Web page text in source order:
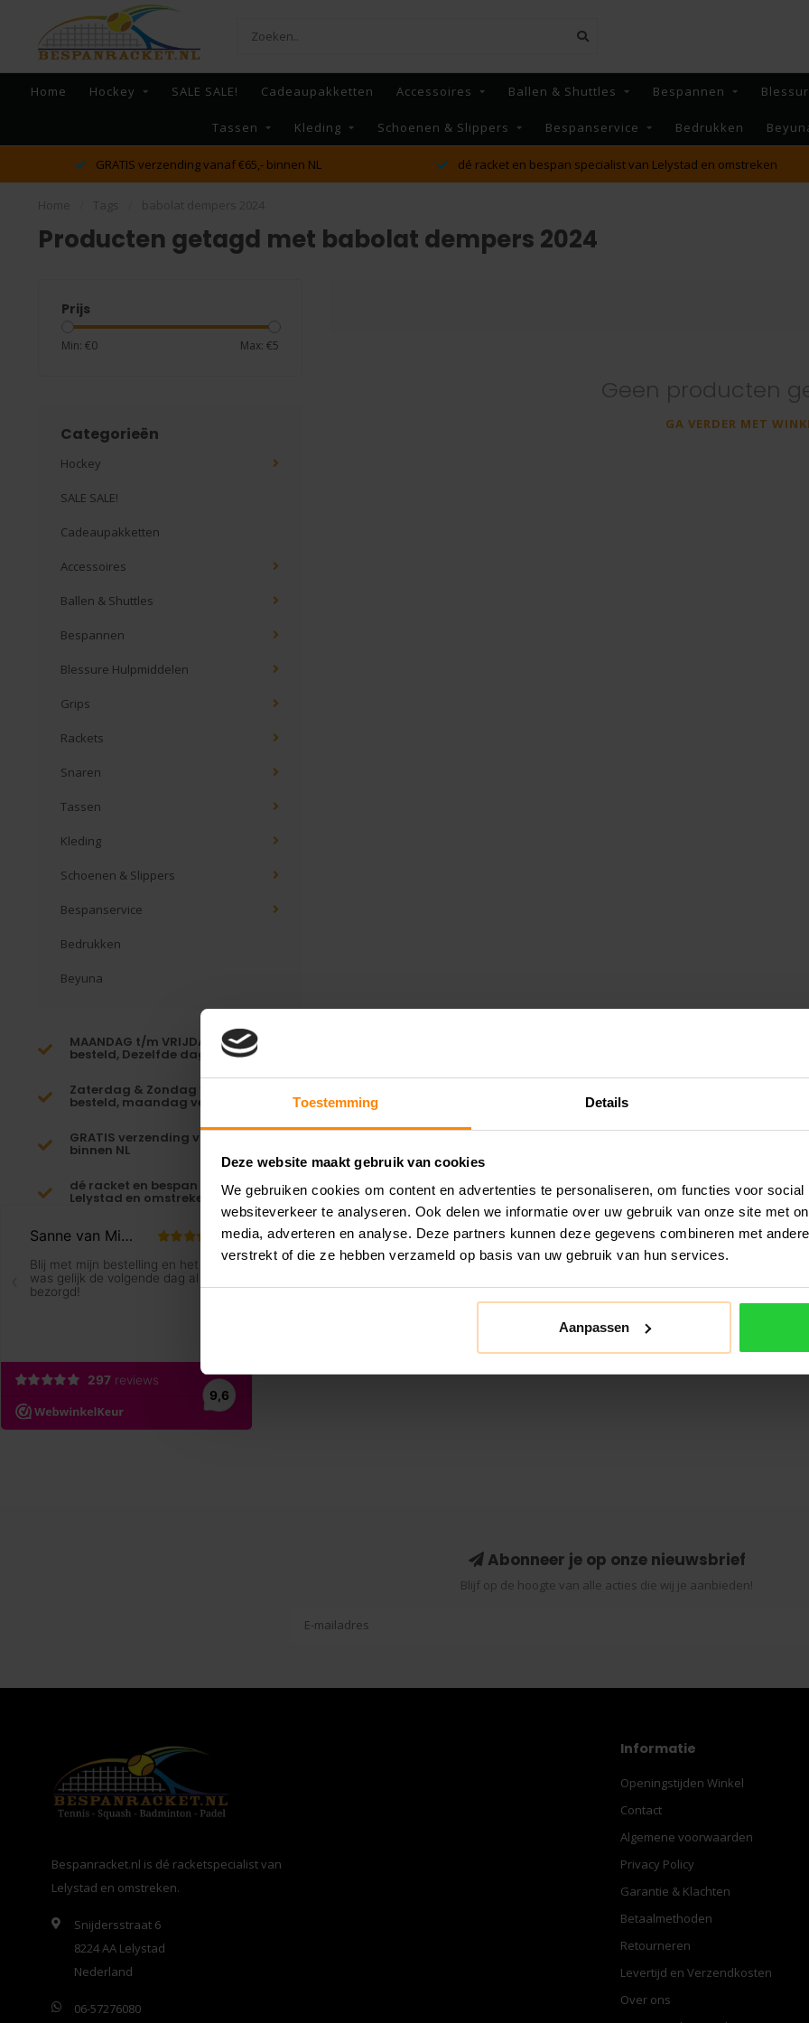
Toestemming Details
Deze website maakt gebruik van cookies
We gebruiken cookies om content en advertenties te personaliseren, om functies voor
websiteverkeer te analyseren. Ook delen we informatie over uw gebruik van onze site met
media, adverteren en analyse. Deze partners kunnen deze gegevens combineren met
verstrekt of die ze hebben verzameld op basis van uw gebruik van hun services.
Aanpassen
Home Hockey SALE SALE! Cadeaupakketten Accessoires Ballen & Shuttles Bespannen
Tassen Kleding Schoenen & Slippers Bespanservice Bedrukken
GRATIS verzending vanaf €65,- binnen NL dé racket en bespan specialist van Lelystad en omstreken
Producten getagd met babolat dempers 2024
Prijs
Min: €0 Max: €5
Categorieën
Hockey
SALE SALE!
Cadeaupakketten
Accessoires
Ballen & Shuttles
Bespannen
Blessure Hulpmiddelen
Grips
Rackets
Snaren
Tassen
Kleding
Schoenen & Slippers
Bespanservice
Bedrukken
Beyuna
MAANDAG t/m VRIJDAG voor 16:00
besteld, Dezelfde dag verzonden!*
Zaterdag & Zondag voor 23:59
besteld, maandag verzonden!
GRATIS verzending vanaf €65,-
binnen NL
dé racket en bespan specialist van
Lelystad en omstreken
Geen producten
GA VERDER MET
Abonneer je op onze nieuwsbrief
Blijf op de hoogte van alle acties die wij je aanbieden!
Bespanracket.nl is dé racketspecialist van
Lelystad en omstreken.
Snijdersstraat 6
8224 AA Lelystad
Nederland
06-57276080
Informatie
Openingstijden Winkel
Contact
Algemene voorwaarden
Privacy Policy
Garantie & Klachten
Betaalmethoden
Retourneren
Levertijd en Verzendkosten
Over ons